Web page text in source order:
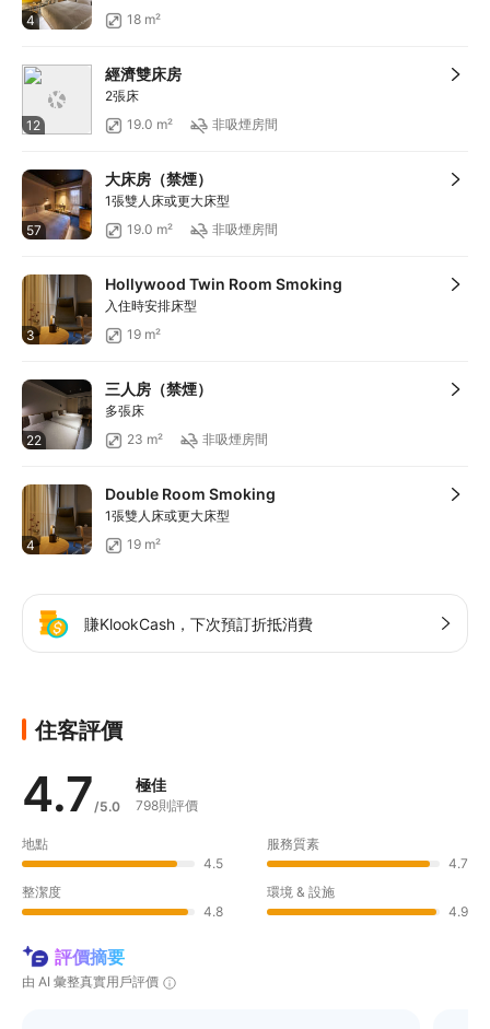
4
18 m²
12
經濟雙床房
2張床
19.0 m²
非吸煙房間
57
大床房（禁煙）
1張雙人床或更大床型
19.0 m²
非吸煙房間
3
Hollywood Twin Room Smoking
入住時安排床型
19 m²
22
三人房（禁煙）
多張床
23 m²
非吸煙房間
4
Double Room Smoking
1張雙人床或更大床型
19 m²
賺KlookCash，下次預訂折抵消費
住客評價
4.7/5.0
極佳
798則評價
地點
4.5
服務質素
4.7
整潔度
4.8
環境 & 設施
4.9
評價摘要
由 AI 彙整真實用戶評價